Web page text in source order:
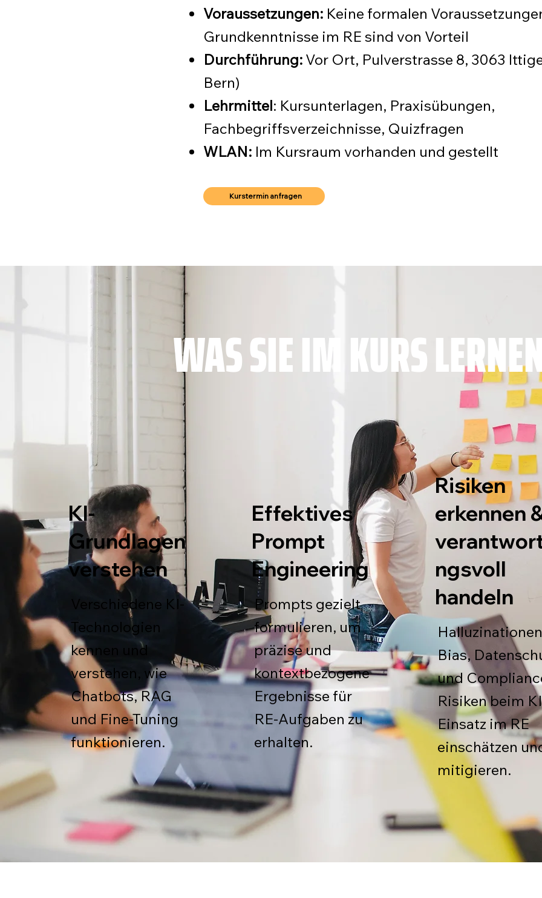
Voraussetzungen: Keine formalen
Grundkenntnisse im RE sind von Vorteil
Durchführung: Vor Ort, Pulverstrasse 8, 3063
Bern)
Lehrmittel: Kursunterlagen, Praxisübungen,
Fachbegriffsverzeichnisse, Quizfragen
WLAN: Im Kursraum vorhanden und gestellt
Kurstermin anfragen
WAS SIE IM KURS
KI-
Grundlagen
verstehen
Verschiedene KI-
Technologien
kennen und
verstehen, wie
Chatbots, RAG
und Fine-Tuning
funktionieren.
Effektives
Prompt
Engineering
Prompts gezielt
formulieren, um
präzise und
kontextbezogene
Ergebnisse für
RE-Aufgaben zu
erhalten.
Risiken
erkennen
ngsvoll
handeln
Bias,
und
Risiken beim
Einsatz im RE
einschätzen
mitigieren.